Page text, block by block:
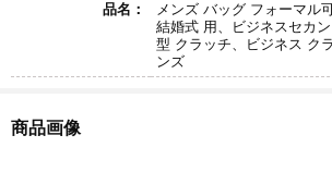
品名：
メンズ バッグ フォーマル
結婚式 用、ビジネスセカ
型 クラッチ、ビジネス ク
ンズ
商品画像